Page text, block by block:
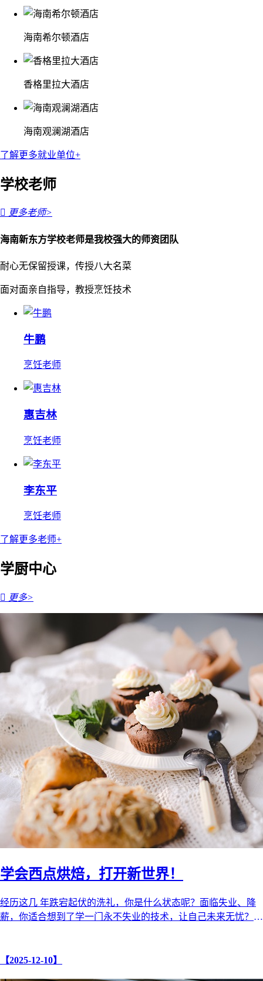
海南希尔顿酒店
香格里拉大酒店
海南观澜湖酒店
了解更多就业单位+
学校老师
 更多老师>
海南新东方学校老师是我校强大的师资团队
耐心无保留授课，传授八大名菜
面对面亲自指导，教授烹饪技术
牛鹏
烹饪老师
惠吉林
烹饪老师
李东平
烹饪老师
了解更多老师+
学厨中心
 更多>
学会西点烘焙，打开新世界！
经历这几 年跌宕起伏的洗礼，你是什么状态呢？面临失业、降
薪，你适合想到了学一门永不失业的技术，让自己未来无忧？
【2025-12-10】